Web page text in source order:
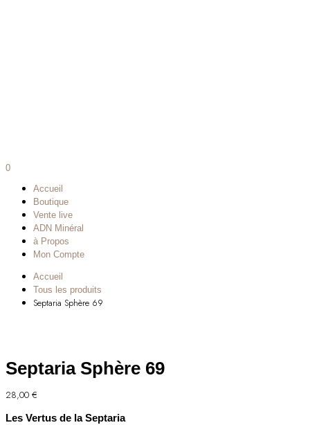
0
Accueil
Boutique
Vente live
ADN Minéral
à Propos
Mon Compte
Accueil
Tous les produits
Septaria Sphère 69
Septaria Sphère 69
28,00 €
Les Vertus de la Septaria